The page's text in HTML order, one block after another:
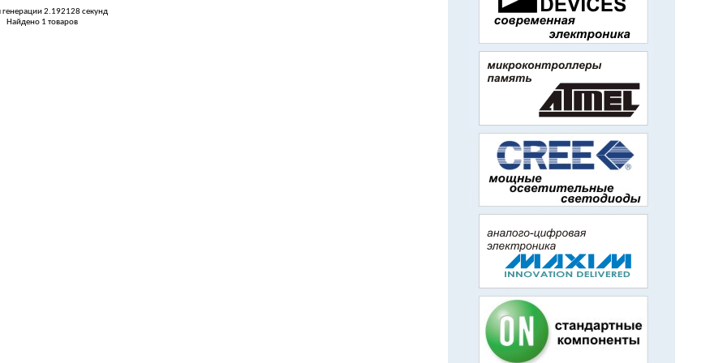
генерации 2.192128 секунд
Найдено 1 товаров